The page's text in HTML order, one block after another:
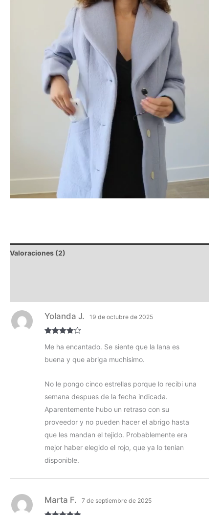
Valoraciones (2)
con 4de 5
Yolanda J. 19 de octubre de 2025
Me ha encantado. Se siente que la lana es
buena y que abriga muchisimo.
No le pongo cinco estrellas porque lo recibi una
semana despues de la fecha indicada.
Aparentemente hubo un retraso con su
proveedor y no pueden hacer el abrigo hasta
que les mandan el tejido. Probablemente era
mejor haber elegido el rojo, que ya lo tenian
disponible.
Marta F. 7 de septiembre de 2025